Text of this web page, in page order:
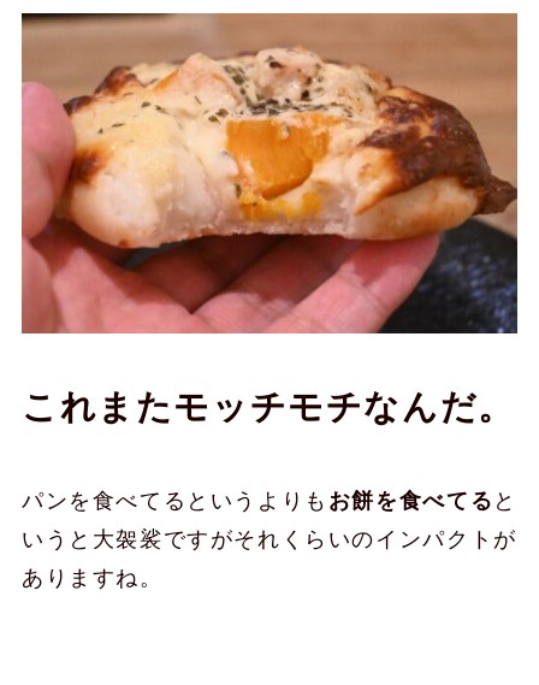
これまたモッチモチなんだ。
パンを食べてるというよりも お餅を食べてる と
いうと大袈裟ですがそれくらいのインパクトが
ありますね。